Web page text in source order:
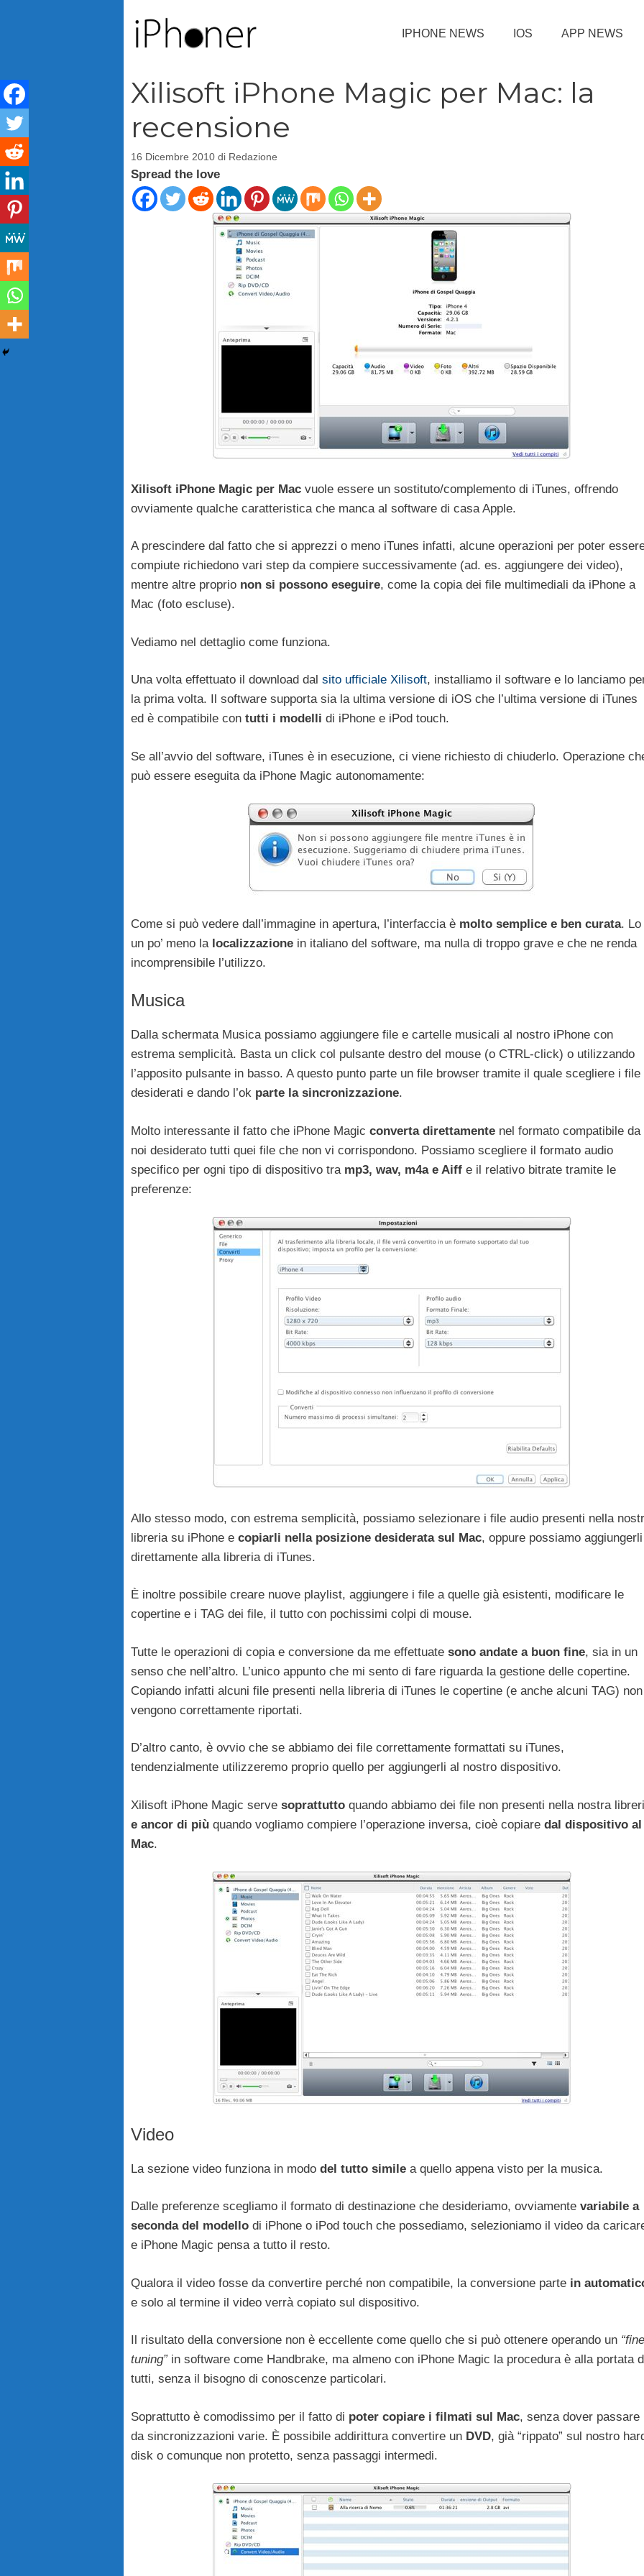
IPHONE NEWS IOS APP NEWS
Xilisoft iPhone Magic per Mac: la
recensione
16 Dicembre 2010 di Redazione
Spread the love
Xilisoft iPhone Magic per Mac vuole essere un sostituto/complemento di iTunes, offrendo
ovviamente qualche caratteristica che manca al software di casa Apple.
A prescindere dal fatto che si apprezzi o meno iTunes infatti, alcune operazioni per poter
compiute richiedono vari step da compiere successivamente (ad. es. aggiungere dei video),
mentre altre proprio non si possono eseguire, come la copia dei file multimediali da iPhone a
Mac (foto escluse).
Vediamo nel dettaglio come funziona.
Una volta effettuato il download dal sito ufficiale Xilisoft, installiamo il software e lo lanciamo
la prima volta. Il software supporta sia la ultima versione di iOS che l’ultima versione di iTunes
ed è compatibile con tutti i modelli di iPhone e iPod touch.
Se all’avvio del software, iTunes è in esecuzione, ci viene richiesto di chiuderlo. Operazione
può essere eseguita da iPhone Magic autonomamente:
Come si può vedere dall’immagine in apertura, l’interfaccia è molto semplice e ben curata. Lo
un po’ meno la localizzazione in italiano del software, ma nulla di troppo grave e che ne renda
incomprensibile l’utilizzo.
Musica
Dalla schermata Musica possiamo aggiungere file e cartelle musicali al nostro iPhone con
estrema semplicità. Basta un click col pulsante destro del mouse (o CTRL-click) o utilizzando
l’apposito pulsante in basso. A questo punto parte un file browser tramite il quale scegliere i file
desiderati e dando l’ok parte la sincronizzazione.
Molto interessante il fatto che iPhone Magic converta direttamente nel formato compatibile da
noi desiderato tutti quei file che non vi corrispondono. Possiamo scegliere il formato audio
specifico per ogni tipo di dispositivo tra mp3, wav, m4a e Aiff e il relativo bitrate tramite le
preferenze:
Allo stesso modo, con estrema semplicità, possiamo selezionare i file audio presenti nella
libreria su iPhone e copiarli nella posizione desiderata sul Mac, oppure possiamo aggiungerli
direttamente alla libreria di iTunes.
È inoltre possibile creare nuove playlist, aggiungere i file a quelle già esistenti, modificare le
copertine e i TAG dei file, il tutto con pochissimi colpi di mouse.
Tutte le operazioni di copia e conversione da me effettuate sono andate a buon fine, sia in un
senso che nell’altro. L’unico appunto che mi sento di fare riguarda la gestione delle copertine.
Copiando infatti alcuni file presenti nella libreria di iTunes le copertine (e anche alcuni TAG) non
vengono correttamente riportati.
D’altro canto, è ovvio che se abbiamo dei file correttamente formattati su iTunes,
tendenzialmente utilizzeremo proprio quello per aggiungerli al nostro dispositivo.
Xilisoft iPhone Magic serve soprattutto quando abbiamo dei file non presenti nella nostra
e ancor di più quando vogliamo compiere l’operazione inversa, cioè copiare dal dispositivo al
Mac.
Video
La sezione video funziona in modo del tutto simile a quello appena visto per la musica.
Dalle preferenze scegliamo il formato di destinazione che desideriamo, ovviamente variabile a
seconda del modello di iPhone o iPod touch che possediamo, selezioniamo il video da
e iPhone Magic pensa a tutto il resto.
Qualora il video fosse da convertire perché non compatibile, la conversione parte in
e solo al termine il video verrà copiato sul dispositivo.
Il risultato della conversione non è eccellente come quello che si può ottenere operando un “fine
tuning”in software come Handbrake, ma almeno con iPhone Magic la procedura è alla portata
tutti, senza il bisogno di conoscenze particolari.
Soprattutto è comodissimo per il fatto di poter copiare i filmati sul Mac, senza dover passare
da sincronizzazioni varie. È possibile addirittura convertire un DVD, già “rippato” sul nostro
disk o comunque non protetto, senza passaggi intermedi.